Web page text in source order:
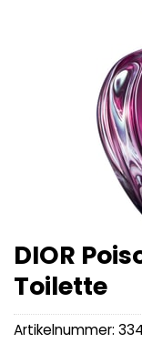
DIOR
Toilette
Artikelnummer: